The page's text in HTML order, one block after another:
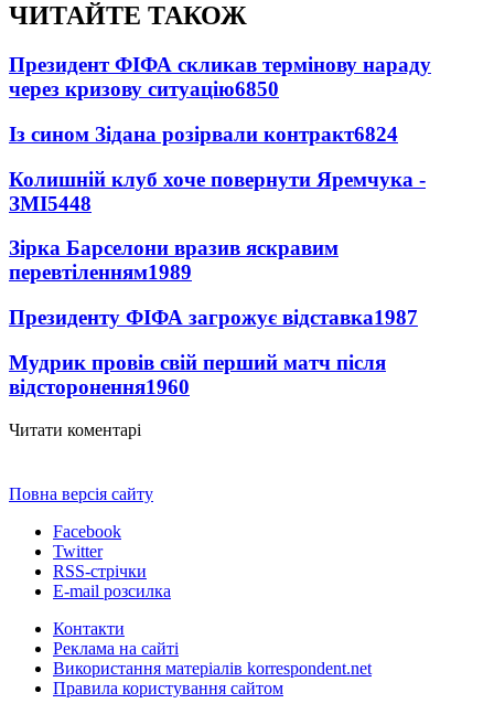
ЧИТАЙТЕ ТАКОЖ
Президент ФІФА скликав термінову нараду
через кризову ситуацію6850
Із сином Зідана розірвали контракт6824
Колишній клуб хоче повернути Яремчука -
ЗМІ5448
Зірка Барселони вразив яскравим
перевтіленням1989
Президенту ФІФА загрожує відставка1987
Мудрик провів свій перший матч після
відсторонення1960
Читати коментарі
Повна версія сайту
Facebook
Twitter
RSS-стрічки
E-mail розсилка
Контакти
Реклама на сайті
Використання матеріалів korrespondent.net
Правила користування сайтом